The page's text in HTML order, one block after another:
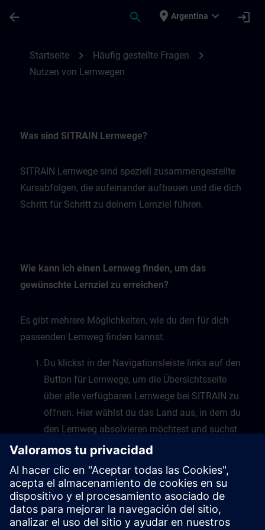
arrow_back search place Argentina expand_more login
Startseite chevron_right Häufig gestellte Fragen chevron_right
Nutzen von Lernwegen
Was sind SITRAIN Lernwege?
SITRAIN Lernwege sind speziell zusammengestellte
Kursabfolgen, die aufeinander aufbauen und die dich
Schritt für Schritt zu deinem Lernziel führen.
Wie kann ich einen Lernweg finden, um das
gewünschte Lernziel zu erreichen?
Es gibt mehrere Möglichkeiten, wie du den für dich
passenden Lernweg finden kannst.
Du klickst in der Navigationsleiste links auf den
Button für Lernwege, um die Übersichtsseite
über alle verfügbaren Lernwege bei SITRAIN zu
öffnen. Hier wählst du das Land aus, in dem du
den Lernweg absolvieren möchtest und suchst
dann nach verfügbaren Lernwegen, die nach
Eine zweite Möglichkeit besteht darin, dass du
in der freien Suche dein Thema als Suchbegriff
eingibst, die Suche startest und die